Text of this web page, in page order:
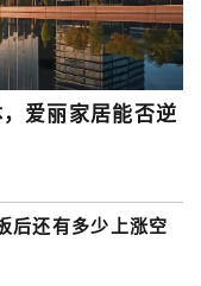
爱丽家居能否逆
后还有多少上涨空